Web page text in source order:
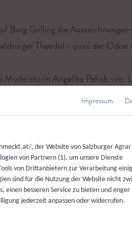
Golling die Auszeichnungen
Theodul - quasi der
Angelika Pehab von
dem Präsidenten der
wissen, warum
und wieviel Arbeit und
Impressum
, der Website von Salzburger Agrar
von Partnern (1), um unsere Dienste
von Drittanbietern zur Verarbeitung
sind für die Nutzung der Website nicht
einen besseren Service zu bieten und
jederzeit anpassen oder widerrufen.